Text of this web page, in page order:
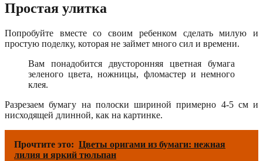
Простая улитка
Попробуйте вместе со своим ребенком сделать милую и
простую поделку, которая не займет много сил и времени.
Вам понадобится двусторонняя цветная бумага
зеленого цвета, ножницы, фломастер и немного
клея.
Разрезаем бумагу на полоски шириной примерно 4-5 см и
нисходящей длинной, как на картинке.
Прочтите это: Цветы оригами из бумаги: нежная
лилия и яркий тюльпан